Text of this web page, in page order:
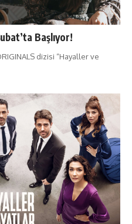
Başlıyor!
dizisi “Hayaller ve